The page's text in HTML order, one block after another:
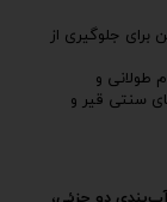
برای جلوگیری از
طولانی و
سنتی قیر و